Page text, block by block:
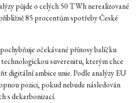
půjde o celých 50 TWh nerealizované
85 procentům spotřeby České
očekávané přínosy balíčku
suverenitu, kterým chce
digitální ambice unie. Podle analýzy EU
pozici, pokud nebude následován
s dekarbonizací.